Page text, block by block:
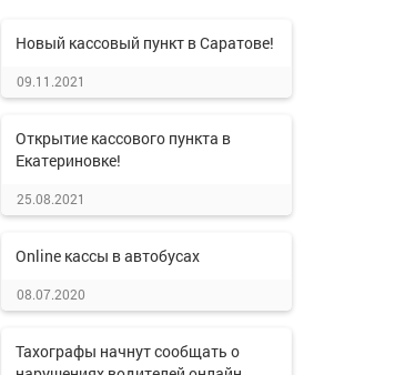
Новый кассовый пункт в Саратове!
09.11.2021
Открытие кассового пункта в
Екатериновке!
25.08.2021
Online кассы в автобусах
08.07.2020
Тахографы начнут сообщать о